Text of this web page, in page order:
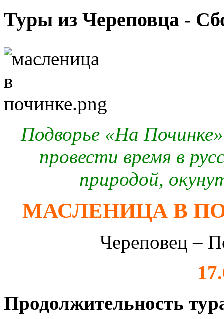
Туры из Череповца -
Подворье «На
провести время в
природой,
МАСЛЕНИЦА В
Череповец –
Продолжительность